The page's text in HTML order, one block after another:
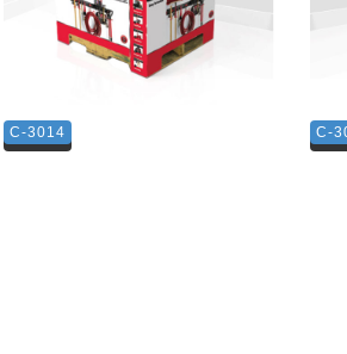
C-3014 C-